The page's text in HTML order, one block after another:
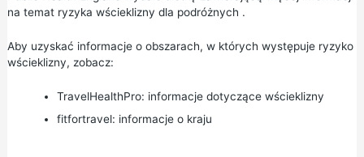
na temat ryzyka wścieklizny dla podróżnych .
Aby uzyskać informacje o obszarach, w których występuje ryzyko
wścieklizny, zobacz:
TravelHealthPro: informacje dotyczące wścieklizny
fitfortravel: informacje o kraju